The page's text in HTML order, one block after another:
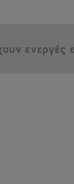
ενεργές